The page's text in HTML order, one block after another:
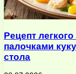
Рецепт
палочками
стола